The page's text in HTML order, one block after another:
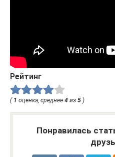
Рейтинг
( 1 оценка, среднее 4 из 5 )
Понравилась